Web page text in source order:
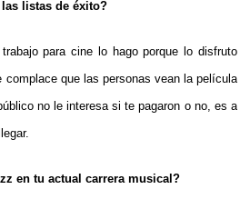
listas de éxito?
para cine lo hago porque lo disfruto
complace que las personas vean la película
no le interesa si te pagaron o no, es a
en tu actual carrera musical?